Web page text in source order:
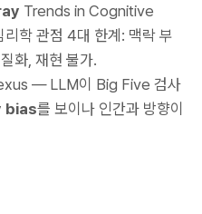
Trends in Cognitive
학 관점 4대 한계: 맥락 부
화, 재현 불가.
— LLM이 Big Five 검사
bias를 보이나 인간과 방향이